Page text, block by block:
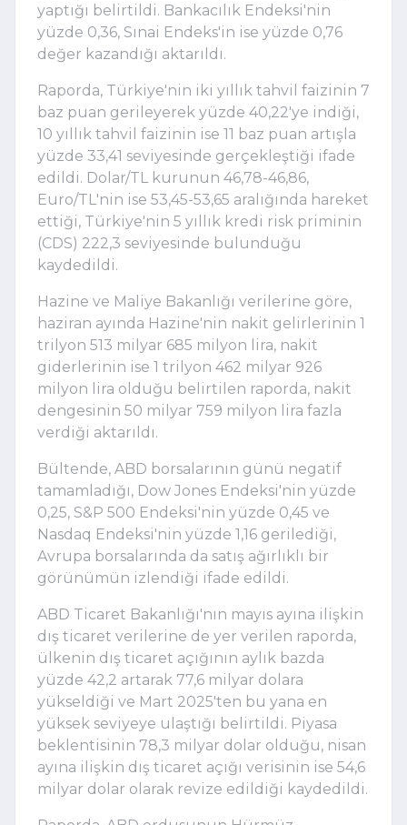
yaptığı belirtildi. Bankacılık Endeksi'nin
yüzde 0,36, Sınai Endeks'in ise yüzde 0,76
değer kazandığı aktarıldı.
Raporda, Türkiye'nin iki yıllık tahvil faizinin 7
baz puan gerileyerek yüzde 40,22'ye indiği,
10 yıllık tahvil faizinin ise 11 baz puan artışla
yüzde 33,41 seviyesinde gerçekleştiği ifade
edildi. Dolar/TL kurunun 46,78-46,86,
Euro/TL'nin ise 53,45-53,65 aralığında hareket
ettiği, Türkiye'nin 5 yıllık kredi risk priminin
(CDS) 222,3 seviyesinde bulunduğu
kaydedildi.
Hazine ve Maliye Bakanlığı verilerine göre,
haziran ayında Hazine'nin nakit gelirlerinin 1
trilyon 513 milyar 685 milyon lira, nakit
giderlerinin ise 1 trilyon 462 milyar 926
milyon lira olduğu belirtilen raporda, nakit
dengesinin 50 milyar 759 milyon lira fazla
verdiği aktarıldı.
Bültende, ABD borsalarının günü negatif
tamamladığı, Dow Jones Endeksi'nin yüzde
0,25, S&P 500 Endeksi'nin yüzde 0,45 ve
Nasdaq Endeksi'nin yüzde 1,16 gerilediği,
Avrupa borsalarında da satış ağırlıklı bir
görünümün izlendiği ifade edildi.
ABD Ticaret Bakanlığı'nın mayıs ayına ilişkin
dış ticaret verilerine de yer verilen raporda,
ülkenin dış ticaret açığının aylık bazda
yüzde 42,2 artarak 77,6 milyar dolara
yükseldiği ve Mart 2025'ten bu yana en
yüksek seviyeye ulaştığı belirtildi. Piyasa
beklentisinin 78,3 milyar dolar olduğu, nisan
ayına ilişkin dış ticaret açığı verisinin ise 54,6
milyar dolar olarak revize edildiği kaydedildi.